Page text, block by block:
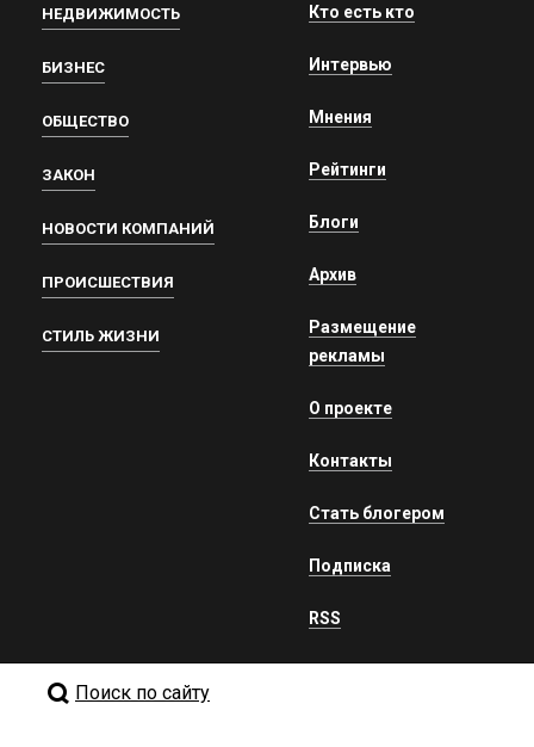
НЕДВИЖИМОСТЬ
БИЗНЕС
ОБЩЕСТВО
ЗАКОН
НОВОСТИ КОМПАНИЙ
ПРОИСШЕСТВИЯ
СТИЛЬ ЖИЗНИ
Кто есть кто
Интервью
Мнения
Рейтинги
Блоги
Архив
Размещение
рекламы
О проекте
Контакты
Стать блогером
Подписка
RSS
Поиск по сайту